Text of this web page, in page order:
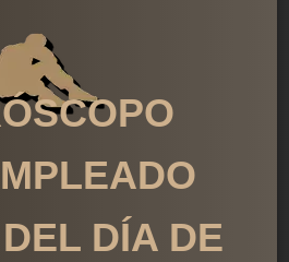
DÍA DE